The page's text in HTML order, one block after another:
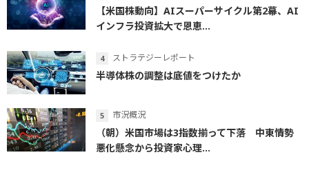
【米国株動向】AIスーパーサイクル第2幕、AI
インフラ投資拡大で恩恵...
ストラテジーレポート
半導体株の調整は底値をつけたか
市況概況
（朝）米国市場は3指数揃って下落 中東情勢
悪化懸念から投資家心理...